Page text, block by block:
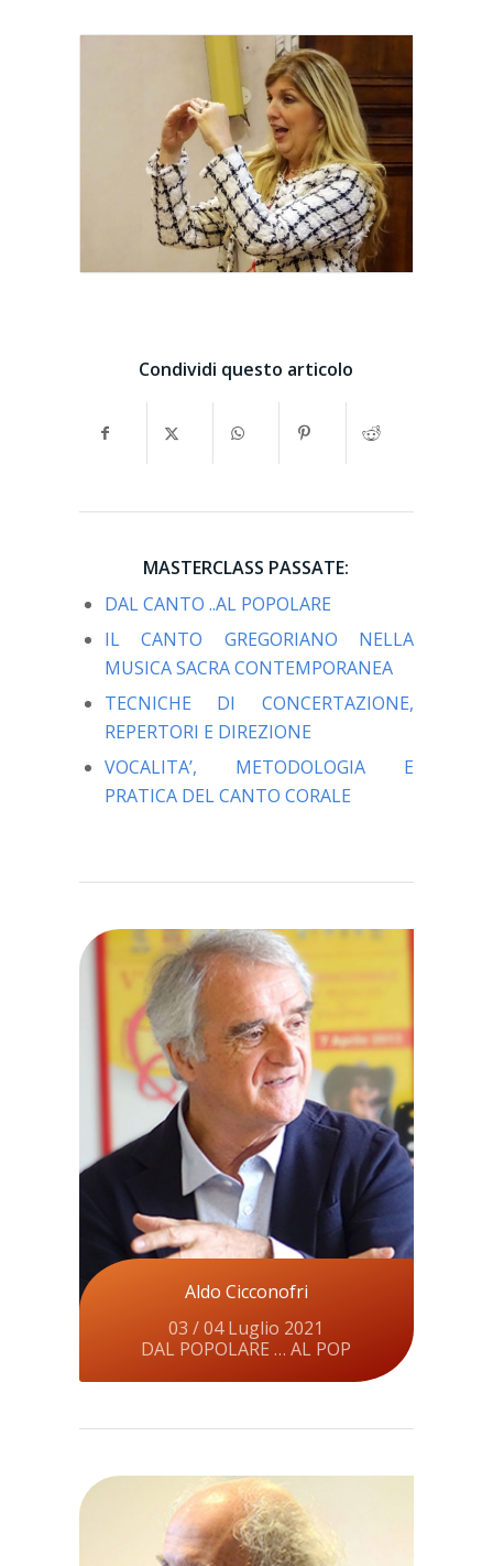
Condividi questo articolo
MASTERCLASS PASSATE:
DAL CANTO ..AL POPOLARE
IL CANTO GREGORIANO NELLA
MUSICA SACRA CONTEMPORANEA
TECNICHE DI CONCERTAZIONE,
REPERTORI E DIREZIONE
VOCALITA’, METODOLOGIA E
PRATICA DEL CANTO CORALE
Aldo Cicconofri
03 / 04 Luglio 2021
DAL POPOLARE … AL POP